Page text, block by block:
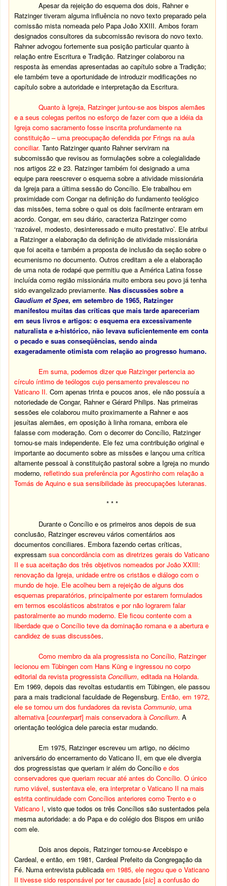
Apesar da rejeição do esquema dos dois, Rahner e
Ratzinger tiveram alguma influência no novo texto preparado pela
comissão mista nomeada pelo Papa João XXIII. Ambos foram
designados consultores da subcomissão revisora do novo texto.
Rahner advogou fortemente sua posição particular quanto à
relação entre Escritura e Tradição. Ratzinger colaborou na
resposta às emendas apresentadas ao capítulo sobre a Tradição;
ele também teve a oportunidade de introduzir modificações no
capítulo sobre a autoridade e interpretação da Escritura.
Quanto à Igreja, Ratzinger juntou-se aos bispos alemães
e a seus colegas peritos no esforço de fazer com que a idéia da
Igreja como sacramento fosse inscrita profundamente na
constituição – uma preocupação defendida por Frings na aula
conciliar. Tanto Ratzinger quanto Rahner serviram na
subcomissão que revisou as formulações sobre a colegialidade
nos artigos 22 e 23. Ratzinger também foi designado a uma
equipe para reescrever o esquema sobre a atividade missionária
da Igreja para a última sessão do Concílio. Ele trabalhou em
proximidade com Congar na definição do fundamento teológico
das missões, tema sobre o qual os dois facilmente entraram em
acordo. Congar, em seu diário, caracteriza Ratzinger como
‘razoável, modesto, desinteressado e muito prestativo’. Ele atribui
a Ratzinger a elaboração da definição de atividade missionária
que foi aceita e também a proposta de inclusão da seção sobre o
ecumenismo no documento. Outros creditam a ele a elaboração
de uma nota de rodapé que permitiu que a América Latina fosse
incluída como região missionária muito embora seu povo já tenha
sido evangelizado previamente.Nas discussões sobre a
Gaudium et Spes, em setembro de 1965, Ratzinger
manifestou muitas das críticas que mais tarde apareceriam
em seus livros e artigos: o esquema era excessivamente
naturalista e a-histórico, não levava suficientemente em conta
o pecado e suas conseqüências, sendo ainda
exageradamente otimista com relação ao progresso humano.
Em suma, podemos dizer que Ratzinger pertencia ao
círculo íntimo de teólogos cujo pensamento prevalesceu no
Vaticano II.Com apenas trinta e poucos anos, ele não possuía a
notoriedade de Congar, Rahner e Gérard Philips. Nas primeiras
sessões ele colaborou muito proximamente a Rahner e aos
jesuítas alemães, em oposição à linha romana, embora ele
falasse com moderação. Com o decorrer do Concílio, Ratzinger
tornou-se mais independente. Ele fez uma contribuição original e
importante ao documento sobre as missões e lançou uma crítica
altamente pessoal à constituição pastoral sobre a Igreja no mundo
moderno, refletindo sua preferência por Agostinho com relação a
Tomás de Aquino e sua sensibilidade às preocupações luteranas.
* * *
Durante o Concílio e os primeiros anos depois de sua
conclusão, Ratzinger escreveu vários comentários aos
documentos conciliares. Emborafazendo certas críticas,
expressamsua concordância com as diretrizes gerais do Vaticano
II e sua aceitação dos três objetivos nomeados por João XXIII:
renovação da Igreja, unidade entre os cristãos e diálogo com o
mundo de hoje. Ele acolheu bem a rejeição de alguns dos
esquemas preparatórios, principalmente por estarem formulados
em termos escolásticos abstratos e por não lograrem falar
pastoralmente ao mundo moderno. Ele ficou contente com a
liberdade que o Concílio teve da dominação romana e a abertura e
candidez de suas discussões.
Como membro da ala progressista no Concílio, Ratzinger
lecionou em Tübingen com Hans Küng e ingressou no corpo
editorial da revista progressistaConcilium, editada na Holanda.
Em 1969, depois das revoltas estudantis em Tübingen, ele passou
para a mais tradicional faculdade de Regensburg. Então, em 1972,
ele se tornou um dos fundadores da revistaCommunio, uma
alternativa [counterpart] mais conservadora àConcilium. A
orientação teológica dele parecia estar mudando.
Em 1975, Ratzinger escreveu um artigo, no décimo
aniversário do encerramento do Vaticano II, em que ele divergia
dos progressistas que queriam ir além do Concílioe dos
conservadores que queriam recuar até antes do Concílio. O único
rumo viável, sustentava ele, era interpretar o Vaticano II na mais
estrita continuidade com Concílios anteriores como Trento e o
Vaticano I, visto que todos os três Concílios são sustentados pela
mesma autoridade: a do Papa e do colégio dos Bispos em união
com ele.
Dois anos depois, Ratzinger tornou-se Arcebispo e
Cardeal, e então, em 1981, Cardeal Prefeito da Congregação da
Fé. Numa entrevista publicadaem 1985, ele negou que o Vaticano
II tivesse sido responsável por ter causado [sic] a confusão do